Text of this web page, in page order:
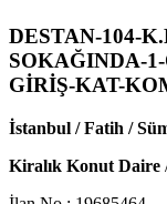
DESTAN-104-
SOKAĞINDA-
GİRİŞ-KAT-
İstanbul / Fatih /
Kiralık Konut Daire